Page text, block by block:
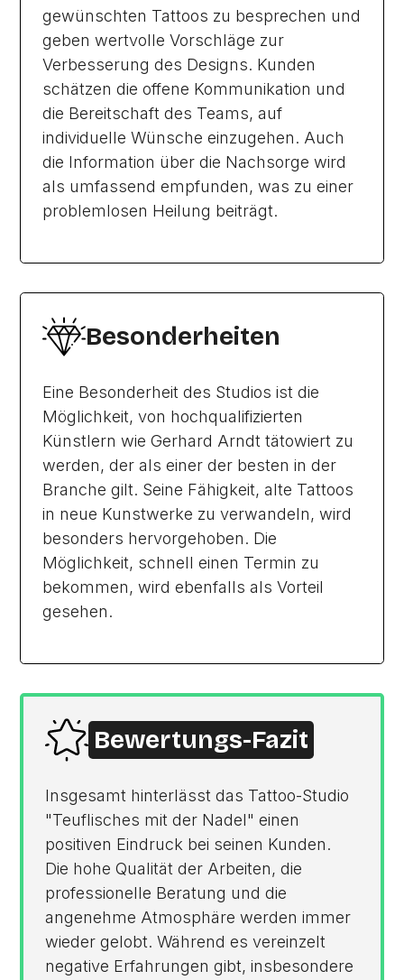
gewünschten Tattoos zu besprechen und
geben wertvolle Vorschläge zur
Verbesserung des Designs. Kunden
schätzen die offene Kommunikation und
die Bereitschaft des Teams, auf
individuelle Wünsche einzugehen. Auch
die Information über die Nachsorge wird
als umfassend empfunden, was zu einer
problemlosen Heilung beiträgt.
Besonderheiten
Eine Besonderheit des Studios ist die
Möglichkeit, von hochqualifizierten
Künstlern wie Gerhard Arndt tätowiert zu
werden, der als einer der besten in der
Branche gilt. Seine Fähigkeit, alte Tattoos
in neue Kunstwerke zu verwandeln, wird
besonders hervorgehoben. Die
Möglichkeit, schnell einen Termin zu
bekommen, wird ebenfalls als Vorteil
gesehen.
Bewertungs-Fazit
Insgesamt hinterlässt das Tattoo-Studio
"Teuflisches mit der Nadel" einen
positiven Eindruck bei seinen Kunden.
Die hohe Qualität der Arbeiten, die
professionelle Beratung und die
angenehme Atmosphäre werden immer
wieder gelobt. Während es vereinzelt
negative Erfahrungen gibt, insbesondere